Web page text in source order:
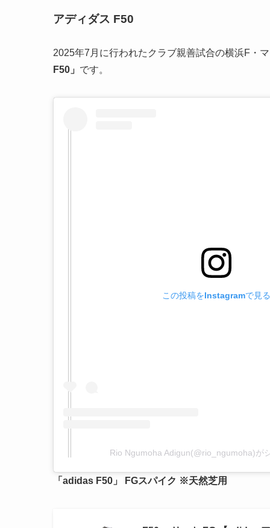
アディダス F50
2025年7月に行われたクラブ親善試合の横浜F・
F50」 です。
この投稿をInstagramで見る
Rio Ngumoha Adigun(@rio_ngumoha)が
「 adidas F50 」 FGスパイク ※天然芝用